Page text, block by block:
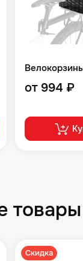
от 994 ₽
товары
Скидка